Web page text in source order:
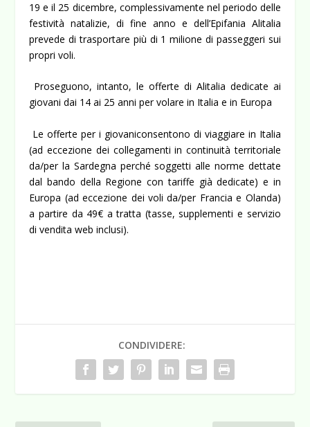
19 e il 25 dicembre, complessivamente nel periodo delle
festività natalizie, di fine anno e dell’Epifania Alitalia
prevede di trasportare più di 1 milione di passeggeri sui
propri voli.
Proseguono, intanto, le offerte di Alitalia dedicate ai
giovani dai 14 ai 25 anni per volare in Italia e in Europa
Le offerte per i giovaniconsentono di viaggiare in Italia
(ad eccezione dei collegamenti in continuità territoriale
da/per la Sardegna perché soggetti alle norme dettate
dal bando della Regione con tariffe già dedicate) e in
Europa (ad eccezione dei voli da/per Francia e Olanda)
a partire da 49€ a tratta (tasse, supplementi e servizio
di vendita web inclusi).
CONDIVIDERE: